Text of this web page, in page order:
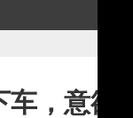
车，意欲